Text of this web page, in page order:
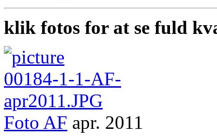
klik fotos for at se fuld
Foto AF apr. 2011